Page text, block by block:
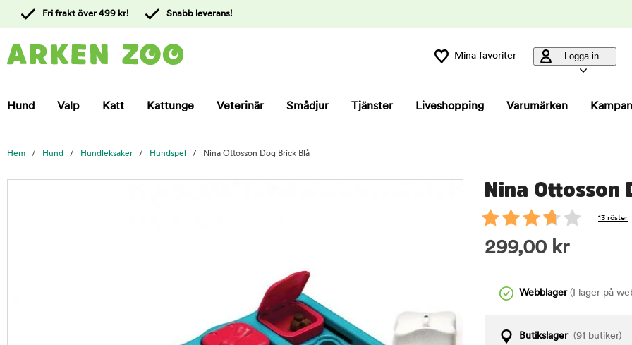
kundtjänst
Fri frakt över 499 kr! Snabb leverans!
Mina favoriter Logga in
Hund Valp Katt Kattunge Veterinär Smådjur Tjänster Liveshopping Varumärken
Hem Hund Hundleksaker Hundspel Nina Ottosson Dog Brick Blå
Nina Ottosson
13 röster
299,00 kr
Webblager(I lager på
Butikslager(91 butiker)